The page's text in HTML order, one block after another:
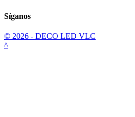
Síganos
© 2026 - DECO LED VLC
^